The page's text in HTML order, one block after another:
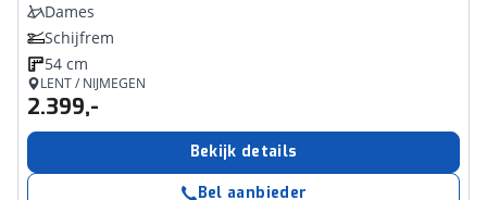
Dames
Schijfrem
54 cm
LENT / NIJMEGEN
2.399,-
Bekijk details
Bel aanbieder